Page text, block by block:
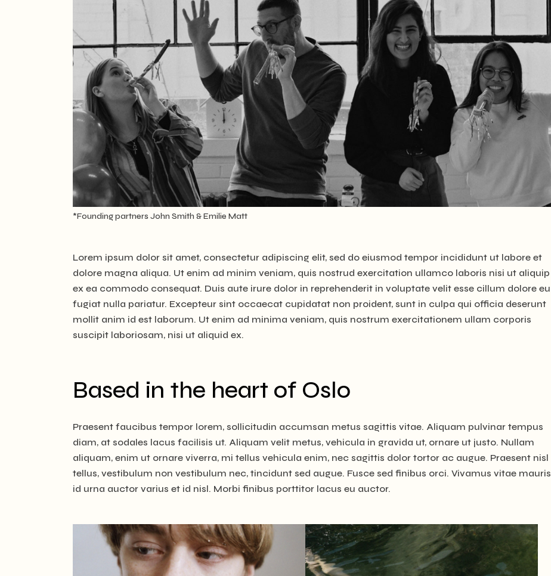
*Founding partners John Smith & Emilie Matt
Lorem ipsum dolor sit amet, consectetur adipiscing elit, sed do eiusmod tempor incididunt ut labore et
dolore magna aliqua. Ut enim ad minim veniam, quis nostrud exercitation ullamco laboris nisi ut aliquip
ex ea commodo consequat. Duis aute irure dolor in reprehenderit in voluptate velit esse cillum dolore eu
fugiat nulla pariatur. Excepteur sint occaecat cupidatat non proident, sunt in culpa qui officia deserunt
mollit anim id est laborum. Ut enim ad minima veniam, quis nostrum exercitationem ullam corporis
suscipit laboriosam, nisi ut aliquid ex.
Based in the heart of Oslo
Praesent faucibus tempor lorem, sollicitudin accumsan metus sagittis vitae. Aliquam pulvinar tempus
diam, at sodales lacus facilisis ut. Aliquam velit metus, vehicula in gravida ut, ornare ut justo. Nullam
aliquam, enim ut ornare viverra, mi tellus vehicula enim, nec sagittis dolor tortor ac augue. Praesent nisl
tellus, vestibulum non vestibulum nec, tincidunt sed augue. Fusce sed finibus orci. Vivamus vitae mauris
id urna auctor varius et id nisl. Morbi finibus porttitor lacus eu auctor.